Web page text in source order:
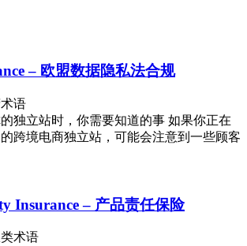
– 欧盟数据隐私法合规
语
独立站时，你需要知道的事 如果你正在
跨境电商独立站，可能会注意到一些顾客
Insurance – 产品责任保险
术语